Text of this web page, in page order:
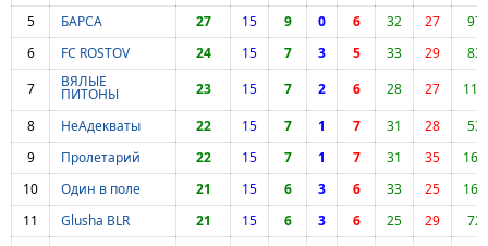
5
БАРСА 27 15 9 0 6 32 27
6
FC ROSTOV 24 15 7 3 5 33 29
7
ВЯЛЫЕ
ПИТОНЫ 23 15 7 2 6 28 27
8
НеАдекваты 22 15 7 1 7 31 28
9
Пролетарий 22 15 7 1 7 31 35
10
Один в поле 21 15 6 3 6 33 25
11
Glusha BLR 21 15 6 3 6 25 29